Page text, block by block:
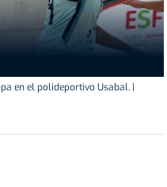
en el polideportivo Usabal. |